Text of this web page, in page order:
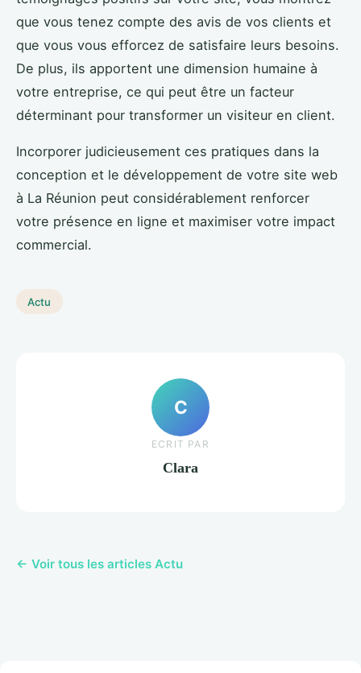
que vous tenez compte des avis de vos clients et
que vous vous efforcez de satisfaire leurs besoins.
De plus, ils apportent une dimension humaine à
votre entreprise, ce qui peut être un facteur
déterminant pour transformer un visiteur en client.
Incorporer judicieusement ces pratiques dans la
conception et le développement de votre site web
à La Réunion peut considérablement renforcer
votre présence en ligne et maximiser votre impact
commercial.
Actu
C
ECRIT PAR
Clara
← Voir tous les articles Actu